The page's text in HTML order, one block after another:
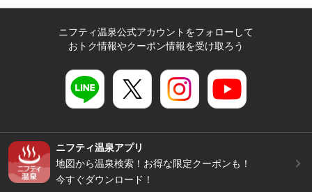
ニフティ温泉公式アカウントをフォローして
おトク情報やクーポン情報を受け取ろう
ニフティ温泉アプリ
地図から温泉検索！お得な限定クーポンも！
今すぐダウンロード！